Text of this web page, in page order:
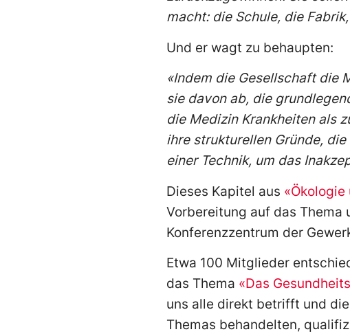
macht: die Schule, die
Und er wagt zu behaupten:
«Indem die Gesellschaft die
sie davon ab, die
die Medizin Krankheiten als
ihre strukturellen Gründe,
einer Technik, um das
Dieses Kapitel aus «Ökologie
Vorbereitung auf das Thema
Konferenzzentrum der
Etwa 100 Mitglieder
das Thema «Das
uns alle direkt betrifft und
Themas behandelten,